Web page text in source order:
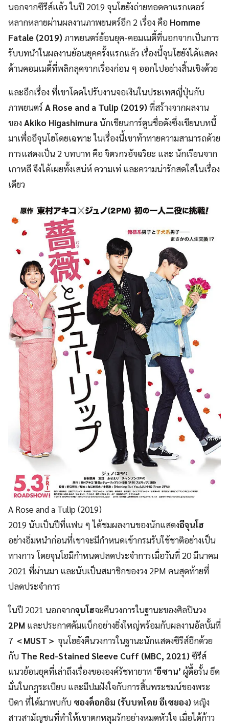
นอกจากซีรีส์แล้ว ในปี 2019 จุนโฮยังถ่ายทอดคาแรกเตอร์
หลากหลายผ่านผลงานภาพยนตร์อีก 2 เรื่อง คือ Homme
Fatale (2019)ภาพยนตร์ย้อนยุค-คอมเมดี้ที่นอกจากเป็นการ
รับบทนำในผลงานย้อนยุคครั้งแรกแล้ว เรื่องนี้จุนโฮยังได้แสดง
ด้านคอมเมดี้ที่พลิกลุคจากเรื่องก่อน ๆ ออกไปอย่างสิ้นเชิงด้วย
และอีกเรื่อง ที่เขาโดดไปรับงานจอเงินในประเทศญี่ปุ่นกับ
ภาพยนตร์A Rose and a Tulip (2019)ที่สร้างจากผลงาน
ของAkiko Higashimuraนักเขียนการ์ตูนชื่อดังซึ่งเขียนบทนี้
มาเพื่ออีจุนโฮโดยเฉพาะ ในเรื่องนี้เขาท้าทายความสามารถด้วย
การแสดงเป็น 2 บทบาท คือ จิตรกรอัจฉริยะ และ นักเรียนจาก
เกาหลี จึงได้เผยทั้งเสน่ห์ ความเท่ และความน่ารักสดใสในเรื่อง
เดียว
A Rose and a Tulip (2019)
2019 นับเป็นปีที่แฟน ๆ ได้ชมผลงานของนักแสดงอีจุนโฮ
อย่างอิ่มหนำก่อนที่เขาจะมีกำหนดเข้ากรมรับใช้ชาติอย่างเป็น
ทางการ โดยจุนโฮมีกำหนดปลดประจำการเมื่อวันที่ 20 มีนาคม
2021 ที่ผ่านมา และนับเป็นสมาชิกของวง 2PM คนสุดท้ายที่
ปลดประจำการ
ในปี 2021 นอกจากจุนโฮจะคืนวงการในฐานะของศิลปินวง
2PM และประกาศคัมแบ็กอย่างยิ่งใหญ่พร้อมกับผลงานอัลบั้มที่
7 ＜MUST＞ จุนโฮยังคืนวงการในฐานะนักแสดงซีรีส์อีกด้วย
กับ The Red-Stained Sleeve Cuff (MBC, 2021)ซีรีส์
แนวย้อนยุคที่เล่าถึงเรื่องขององค์รัชทายาท ‘อีซาน’ ผู้ดื้อรั้น ยึด
มั่นในกฎระเบียบ และมีปมฝังใจกับการสิ้นพระชมน์ของพระ
บิดา ที่ได้มาพบกับ ซองด็อกอิม (รับบทโดย อีเซยอง)หญิง
สาวสามัญชนที่ทำให้เขาตกหลุมรักอย่างหมดหัวใจ เมื่อได้ก้าว